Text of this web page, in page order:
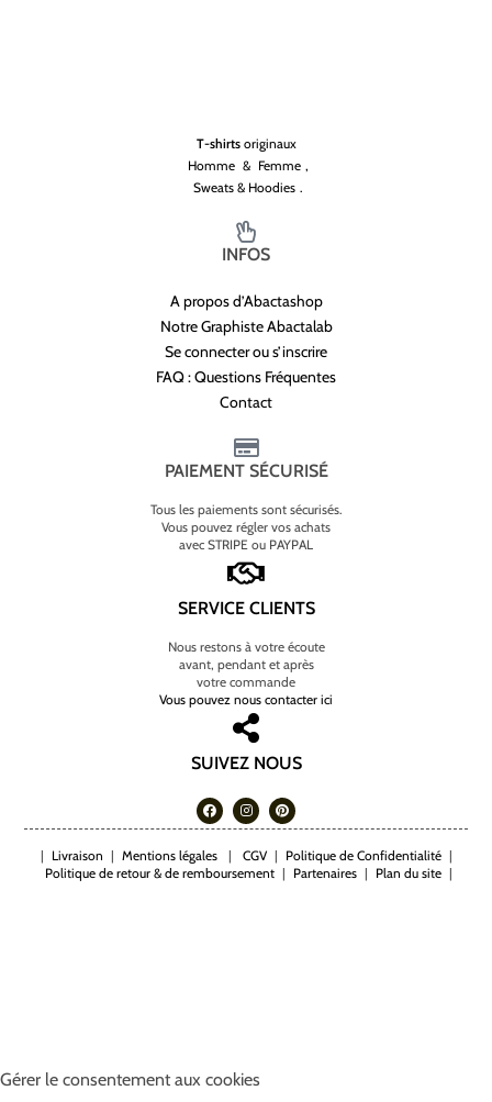
T-shirtsoriginaux
Homme & Femme ,
Sweats & Hoodies .
INFOS
A propos d’Abactashop
Notre Graphiste Abactalab
Se connecter ou s’inscrire
FAQ : Questions Fréquentes
Contact
PAIEMENT SÉCURISÉ
Tous les paiements sont sécurisés.
Vous pouvez régler vos achats
avec STRIPE ou PAYPAL
SERVICE CLIENTS
Nous restons à votre écoute
avant, pendant et après
votre commande
Vous pouvez nous contacter ici
SUIVEZ NOUS
| Livraison | Mentions légales | CGV | Politique de Confidentialité |
Politique de retour & de remboursement | Partenaires | Plan du site |
Gérer le consentement aux cookies